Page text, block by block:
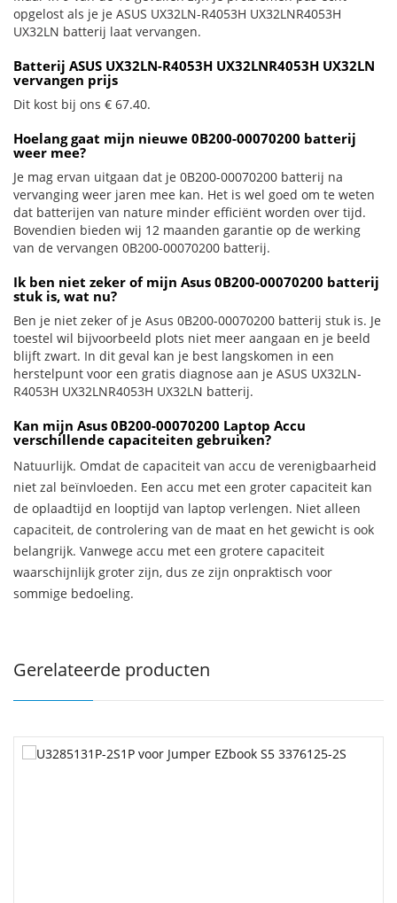
opgelost als je je ASUS UX32LN-R4053H UX32LNR4053H
UX32LN batterij laat vervangen.
Batterij ASUS UX32LN-R4053H UX32LNR4053H UX32LN
vervangen prijs
Dit kost bij ons € 67.40.
Hoelang gaat mijn nieuwe 0B200-00070200 batterij
weer mee?
Je mag ervan uitgaan dat je 0B200-00070200 batterij na
vervanging weer jaren mee kan. Het is wel goed om te weten
dat batterijen van nature minder efficiënt worden over tijd.
Bovendien bieden wij 12 maanden garantie op de werking
van de vervangen 0B200-00070200 batterij.
Ik ben niet zeker of mijn Asus 0B200-00070200 batterij
stuk is, wat nu?
Ben je niet zeker of je Asus 0B200-00070200 batterij stuk is. Je
toestel wil bijvoorbeeld plots niet meer aangaan en je beeld
blijft zwart. In dit geval kan je best langskomen in een
herstelpunt voor een gratis diagnose aan je ASUS UX32LN-
R4053H UX32LNR4053H UX32LN batterij.
Kan mijn Asus 0B200-00070200 Laptop Accu
verschillende capaciteiten gebruiken?
Natuurlijk. Omdat de capaciteit van accu de verenigbaarheid
niet zal beïnvloeden. Een accu met een groter capaciteit kan
de oplaadtijd en looptijd van laptop verlengen. Niet alleen
capaciteit, de controlering van de maat en het gewicht is ook
belangrijk. Vanwege accu met een grotere capaciteit
waarschijnlijk groter zijn, dus ze zijn onpraktisch voor
sommige bedoeling.
Gerelateerde producten